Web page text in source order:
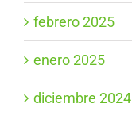
febrero 2025
enero 2025
diciembre 2024